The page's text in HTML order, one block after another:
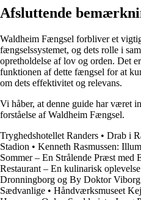
Afsluttende
Waldheim Fængsel forbliver et
fængselssystemet, og dets rolle i
opretholdelse af lov og orden. Det
funktionen af dette fængsel for at
om dets effektivitet og relevans.
Vi håber, at denne guide har været
forståelse af Waldheim Fængsel.
Tryghedshotellet Randers • Drab i
Stadion • Kenneth Rasmussen:
Sommer – En Strålende Præst med
Restaurant – En kulinarisk
Dronningborg og By Doktor
Sædvanlige • Håndværksmuseet